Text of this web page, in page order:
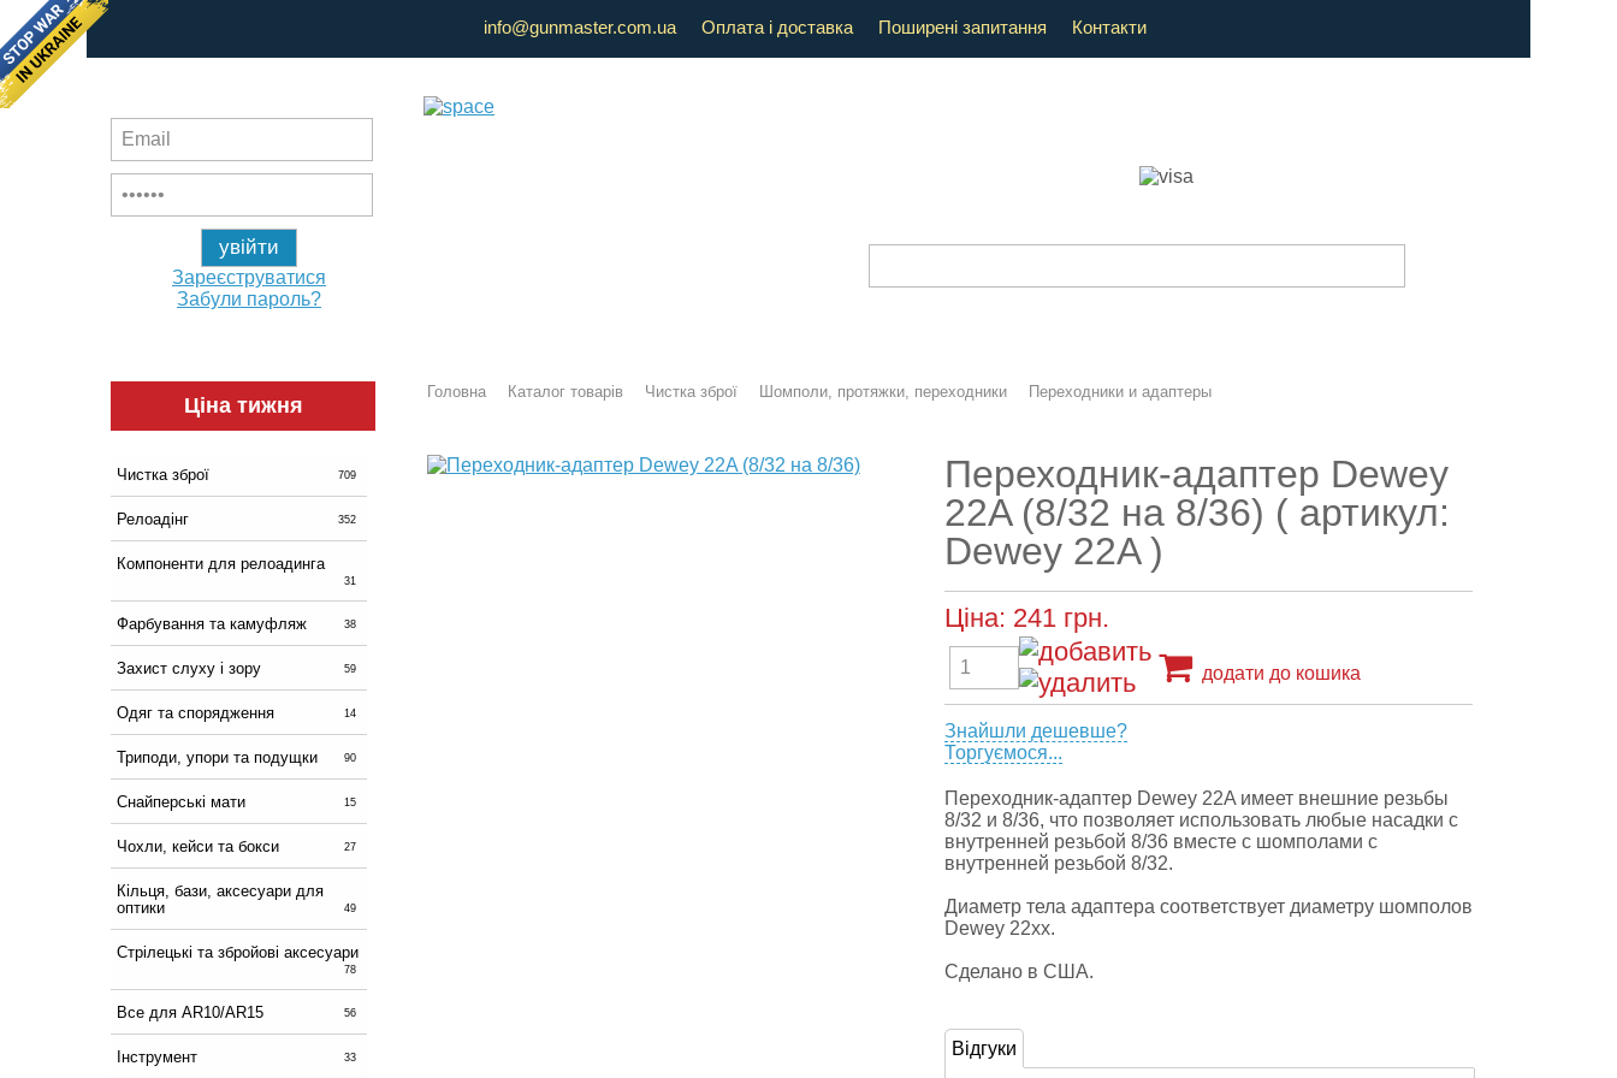
info@gunmaster.com.ua Оплата і доставка Поширені запитання Контакти
Зареєструватися
Забули пароль?
Ціна тижня
Чистка зброї 709
Релоадінг 352
Компоненти для релоадинга
31
Фарбування та камуфляж 38
Захист слуху і зору 59
Одяг та спорядження 14
Триподи, упори та подущки 90
Снайперські мати 15
Чохли, кейси та бокси 27
Кільця, бази, аксесуари для
оптики
49
Стрілецькі та збройові аксесуари
78
Все для AR10/AR15 56
Інструмент 33
Головна Каталог товарів Чистка зброї Шомполи, протяжки, переходники Переходники и адаптеры
Переходник-адаптер Dewey
22A (8/32 на 8/36) ( артикул:
Dewey 22A )
Ціна: 241 грн.
додати до кошика
Знайшли дешевше?
Торгуємося...
Переходник-адаптер Dewey 22A имеет внешние резьбы
8/32 и 8/36, что позволяет использовать любые насадки с
внутренней резьбой 8/36 вместе с шомполами с
внутренней резьбой 8/32.
Диаметр тела адаптера соответствует диаметру шомполов
Dewey 22хх.
Сделано в США.
Відгуки